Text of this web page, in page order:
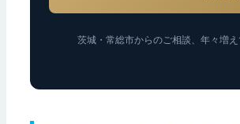
茨城・常総市からのご相談、年々増